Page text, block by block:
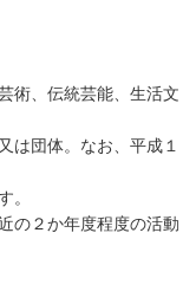
術、伝統芸能、生活文
体。なお、平成１
の２か年度程度の活動